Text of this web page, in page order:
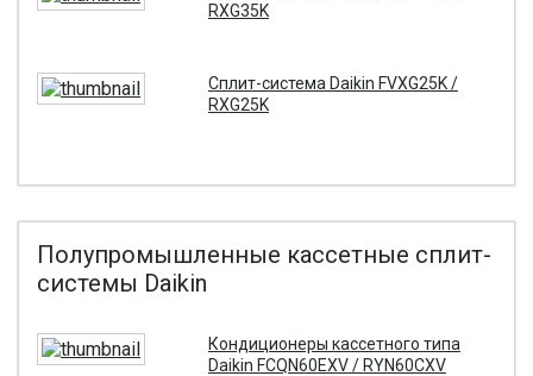
RXG35K
Сплит-система Daikin FVXG25K /
RXG25K
Полупромышленные кассетные сплит-
системы Daikin
Кондиционеры кассетного типа
Daikin FCQN60EXV / RYN60CXV